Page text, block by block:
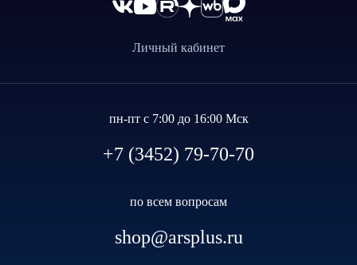
Личный кабинет
пн-пт с 7:00 до 16:00 Мск
+7 (3452) 79-70-70
по всем вопросам
shop@arsplus.ru